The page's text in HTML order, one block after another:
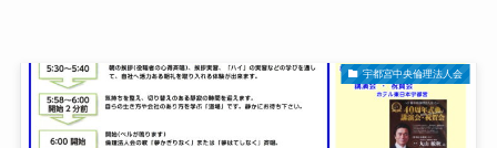
宇都宮中央倫理法人会